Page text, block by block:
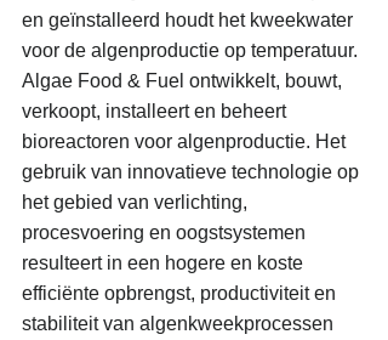
en geïnstalleerd houdt het kweekwater
voor de algenproductie op temperatuur.
Algae Food & Fuel ontwikkelt, bouwt,
verkoopt, installeert en beheert
bioreactoren voor algenproductie. Het
gebruik van innovatieve technologie op
het gebied van verlichting,
procesvoering en oogstsystemen
resulteert in een hogere en koste
efficiënte opbrengst, productiviteit en
stabiliteit van algenkweekprocessen